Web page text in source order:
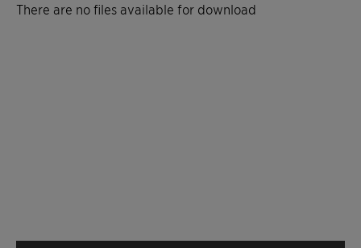
There are no files available for download